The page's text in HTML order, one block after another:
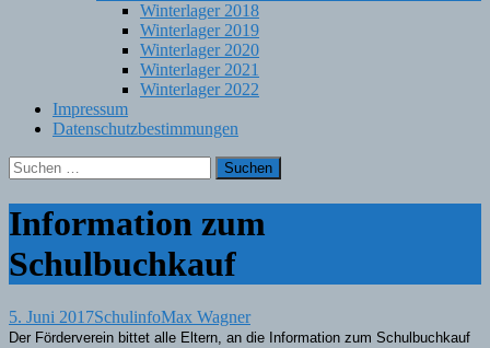
Winterlager 2018
Winterlager 2019
Winterlager 2020
Winterlager 2021
Winterlager 2022
Impressum
Datenschutzbestimmungen
Suchen
nach:
Information zum
Schulbuchkauf
5. Juni 2017SchulinfoMax Wagner
Der Förderverein bittet alle Eltern, an die Information zum Schulbuchkauf